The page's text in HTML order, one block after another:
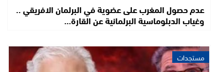
عدم حصول المغرب على عضوية في البرلمان الافريقي ..
وغياب الدبلوماسية البرلمانية عن القارة…
مستجدات